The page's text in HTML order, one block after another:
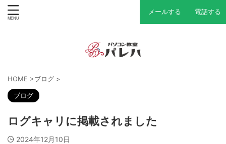
メールする 電話する
HOME >ブログ >
ブログ
ログキャリに掲載されました
2024年12月10日